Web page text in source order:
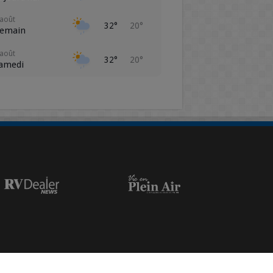
32° 20°
32° 20°
août
26° 17°
août